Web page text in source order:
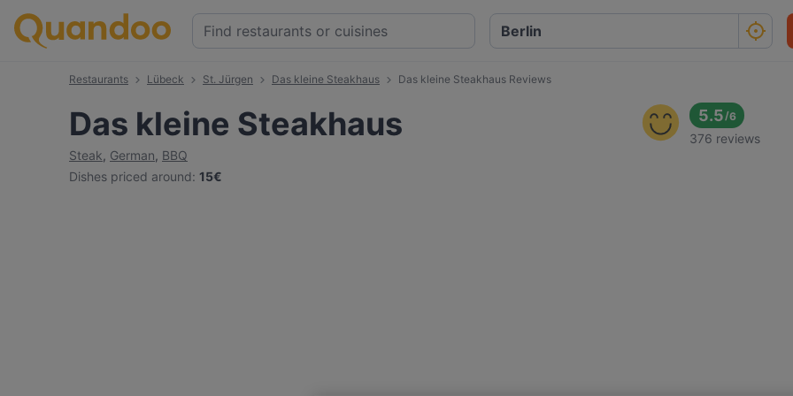
Restaurants Lübeck St. Jürgen Das kleine Steakhaus Das kleine Steakhaus Reviews
Das kleine Steakhaus
Steak, German, BBQ
Dishes priced around: 15€
5.5/6
376 reviews